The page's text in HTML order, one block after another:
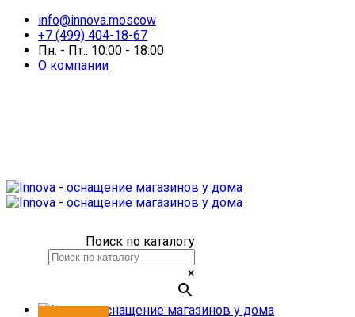
info@innova.moscow
+7 (499) 404-18-67
Пн. - Пт.: 10:00 - 18:00
О компании
Поиск по каталогу
×